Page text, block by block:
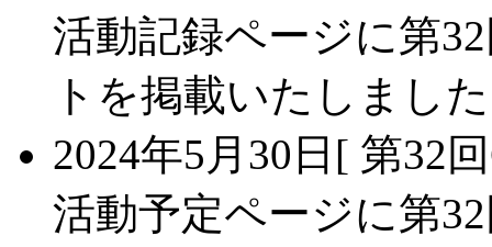
活動記録ページに第
トを掲載いたしまし
2024年5月30日 [ 第32
活動予定ページに第